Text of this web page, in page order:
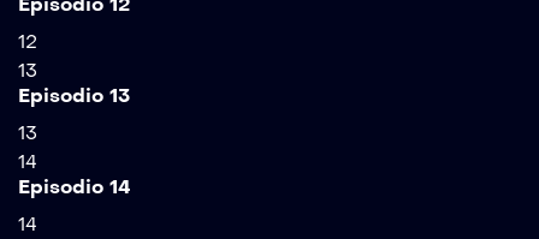
12
13
Episodio 13
13
14
Episodio 14
14